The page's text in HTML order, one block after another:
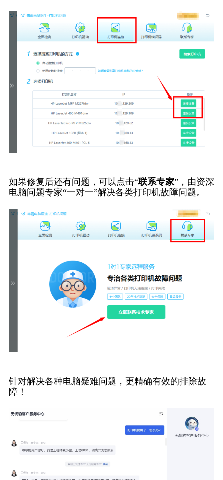
如果修复后还有问题，可以点击“联系专家”，由资深
电脑问题专家“一对一”解决各类打印机故障问题。
针对解决各种电脑疑难问题，更精确有效的排除故
障！